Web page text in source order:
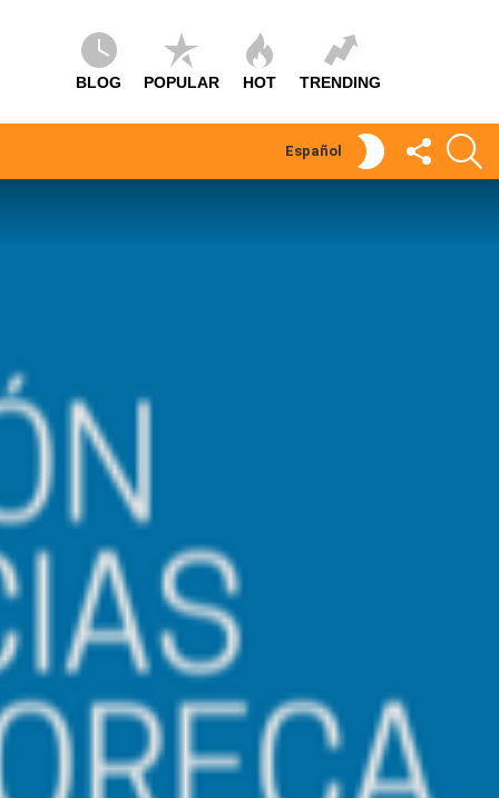
BLOG POPULAR HOT TRENDING
Español
SKIN
SÍGUEME